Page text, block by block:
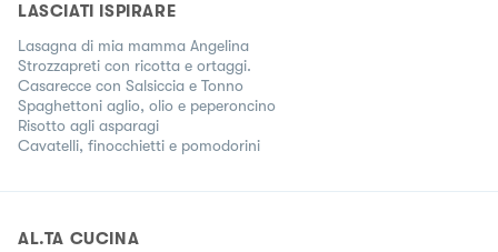
LASCIATI ISPIRARE
Lasagna di mia mamma Angelina
Strozzapreti con ricotta e ortaggi.
Casarecce con Salsiccia e Tonno
Spaghettoni aglio, olio e peperoncino
Risotto agli asparagi
Cavatelli, finocchietti e pomodorini
AL.TA CUCINA